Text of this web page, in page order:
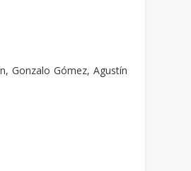
Gonzalo Gómez, Agustín